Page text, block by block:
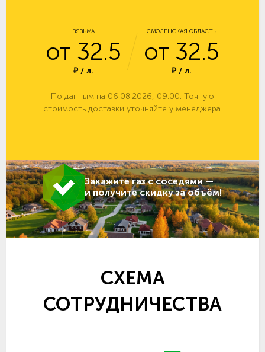
ВЯЗЬМА
от 32.5
₽ / л.
СМОЛЕНСКАЯ ОБЛАСТЬ
от 32.5
₽ / л.
По данным на 06.08.2026, 09:00. Точную
стоимость доставки уточняйте у менеджера.
Закажите газ с соседями —
и получите скидку за объём!
СХЕМА
СОТРУДНИЧЕСТВА